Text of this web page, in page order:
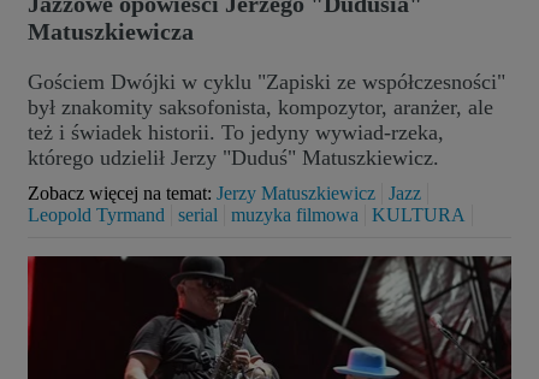
Matuszkiewicza
Gościem Dwójki w cyklu "Zapiski ze współczesności"
był znakomity saksofonista, kompozytor, aranżer, ale
też i świadek historii. To jedyny wywiad-rzeka,
którego udzielił Jerzy "Duduś" Matuszkiewicz.
Zobacz więcej na temat: Jerzy Matuszkiewicz
Jazz
Leopold Tyrmand
serial muzyka filmowa KULTURA